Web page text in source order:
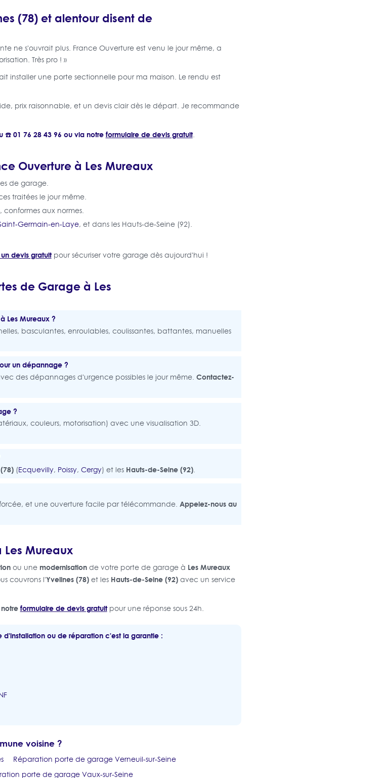
(78) et alentour disent de
ne s'ouvrait plus. France Ouverture est venu le jour même, a
Très pro ! »
installer une porte sectionnelle pour ma maison. Le rendu est
prix raisonnable, et un devis clair dès le départ. Je recommande
☎️ 01 76 28 43 96 ou via notreformulaire de devis gratuit.
Ouverture à Les Mureaux
de garage.
traitées le jour même.
aux normes.
Germain-en-Laye, et dans les Hauts-de-Seine (92).
devis gratuitpour sécuriser votre garage dès aujourd'hui !
de Garage à Les
Les Mureaux ?
basculantes, enroulables, coulissantes, battantes, manuelles
un dépannage ?
des dépannages d'urgence possibles le jour même. Contactez-
?
couleurs, motorisation) avec une visualisation 3D.
(Ecquevilly, Poissy, Cergy) et les Hauts-de-Seine (92).
et une ouverture facile par télécommande. Appelez-nous au
Mureaux
ou une modernisationde votre porte de garage à Les Mureaux
couvrons l'Yvelines (78)et les Hauts-de-Seine (92)avec un service
formulaire de devis gratuitpour une réponse sous 24h.
d'installation ou de réparation c'est la garantie :
voisine ?
Réparation porte de garage Verneuil-sur-Seine
porte de garage Vaux-sur-Seine